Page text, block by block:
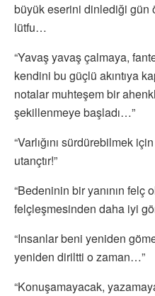
büyük eserini dinlediği gün
lütfu…
“Yavaş yavaş çalmaya,
kendini bu güçlü akıntıya
notalar muhteşem bir
şekillenmeye başladı…”
“Varlığını sürdürebilmek
utançtır!”
“Bedeninin bir yanının felç
felçleşmesinden daha iyi
“Insanlar beni yeniden
yeniden diriltti o zaman…”
“Konuşamayacak,